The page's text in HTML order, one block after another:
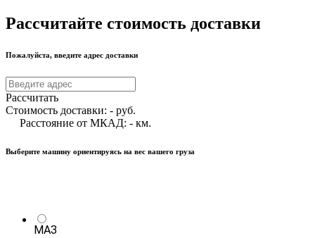
Рассчитайте стоимость доставки
Пожалуйста, введите адрес доставки
Рассчитать
Стоимость доставки: - руб.
Расстояние от МКАД: - км.
Выберите машину ориентируясь на вес вашего груза
МАЗ